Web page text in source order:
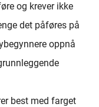
og krever ikke
det påføres på
oppnå
best med farget